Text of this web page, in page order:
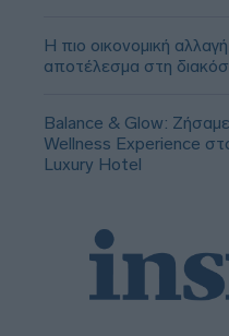
Η πιο οικονομική
αποτέλεσμα στη
Balance & Glow:
Wellness Experience
Luxury Hotel